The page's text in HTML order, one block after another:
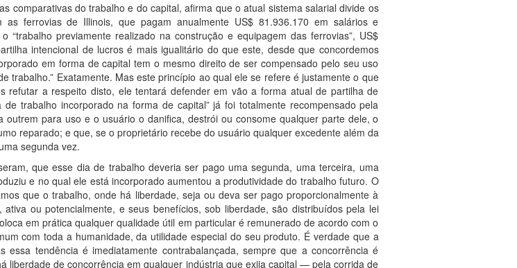
comparativas do trabalho e do capital, afirma que o atual sistema salarial divide os
ferrovias de Illinois, que pagam anualmente US$ 81.936.170 em salários e
previamente realizado na construção e equipagem das ferrovias”, US$
intencional de lucros é mais igualitário do que este, desde que concordemos
em forma de capital tem o mesmo direito de ser compensado pelo seu uso
trabalho.” Exatamente. Mas este princípio ao qual ele se refere é justamente o que
refutar a respeito disto, ele tentará defender em vão a forma atual de partilha de
trabalho incorporado na forma de capital” já foi totalmente recompensado pela
para uso e o usuário o danifica, destrói ou consome qualquer parte dele, o
reparado; e que, se o proprietário recebe do usuário qualquer excedente além da
segunda vez.
que esse dia de trabalho deveria ser pago uma segunda, uma terceira, uma
e no qual ele está incorporado aumentou a produtividade do trabalho futuro. O
que o trabalho, onde há liberdade, seja ou deva ser pago proporcionalmente à
ou potencialmente, e seus benefícios, sob liberdade, são distribuídos pela lei
em prática qualquer qualidade útil em particular é remunerado de acordo com o
com toda a humanidade, da utilidade especial do seu produto. É verdade que a
tendência é imediatamente contrabalançada, sempre que a concorrência é
de concorrência em qualquer indústria que exija capital — pela corrida de